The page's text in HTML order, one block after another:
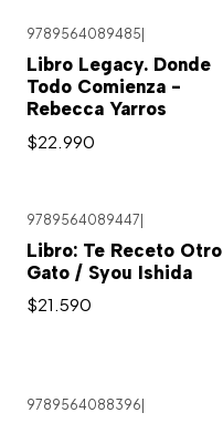
9789564089485
Libro Legacy. Donde
Todo Comienza -
Rebecca Yarros
$22.990
9789564089447|
Libro: Te Receto Otro
Gato / Syou Ishida
$21.590
9789564088396